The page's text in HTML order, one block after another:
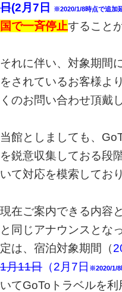
日(2月7日 ※2020/1/8時点で追加
国で一斉停止すること
それに伴い、対象期間
をされているお客様よ
くのお問い合わせ頂戴
当館としましても、
を鋭意収集しておる段
いて対応を模索してお
現在ご案内できる内容
と同じアナウンスとな
定は、宿泊対象期間（
1月11日 （2月7日 ※2020/1/8
いてGoToトラベルを